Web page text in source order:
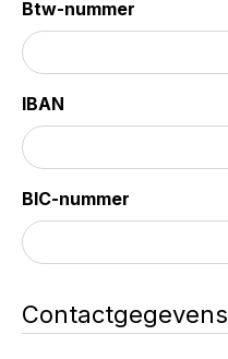
Btw-nummer
IBAN
BIC-nummer
Contactgegevens